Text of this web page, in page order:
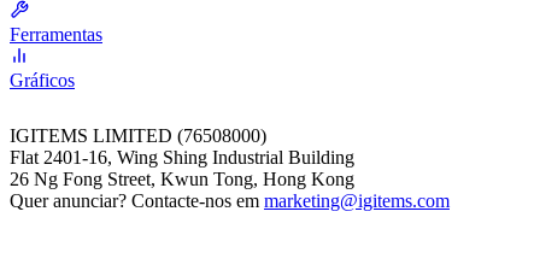
Ferramentas
Gráficos
IGITEMS LIMITED (76508000)
Flat 2401-16, Wing Shing Industrial Building
26 Ng Fong Street, Kwun Tong, Hong Kong
Quer anunciar? Contacte-nos em marketing@igitems.com